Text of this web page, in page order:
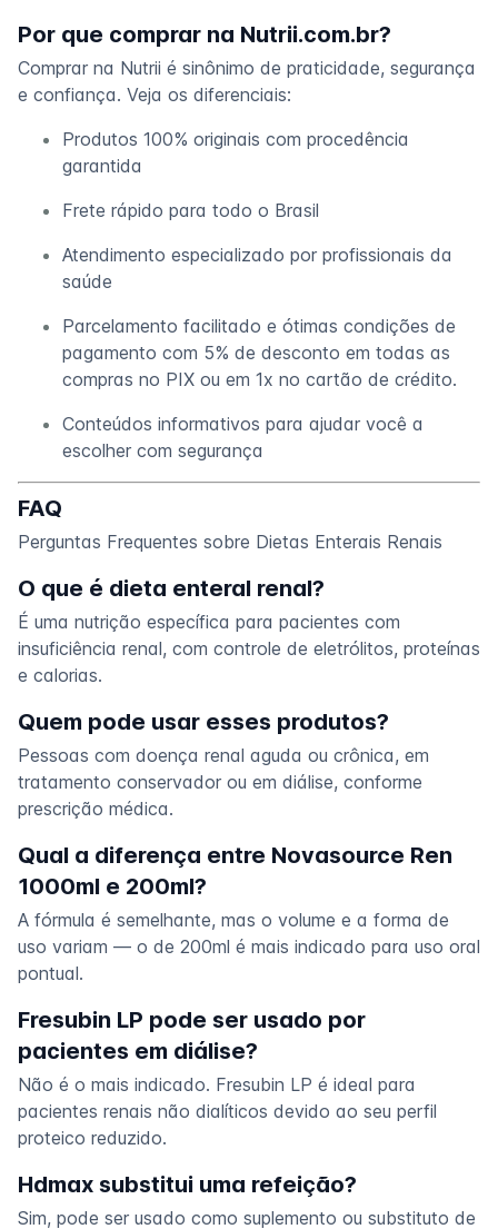
Por que comprar na Nutrii.com.br?
Comprar na Nutrii é sinônimo de praticidade, segurança
e confiança. Veja os diferenciais:
Produtos 100% originais com procedência
garantida
Frete rápido para todo o Brasil
Atendimento especializado por profissionais da
saúde
Parcelamento facilitado e ótimas condições de
pagamento com 5% de desconto em todas as
compras no PIX ou em 1x no cartão de crédito.
Conteúdos informativos para ajudar você a
escolher com segurança
FAQ
Perguntas Frequentes sobre Dietas Enterais Renais
O que é dieta enteral renal?
É uma nutrição específica para pacientes com
insuficiência renal, com controle de eletrólitos, proteínas
e calorias.
Quem pode usar esses produtos?
Pessoas com doença renal aguda ou crônica, em
tratamento conservador ou em diálise, conforme
prescrição médica.
Qual a diferença entre Novasource Ren
1000ml e 200ml?
A fórmula é semelhante, mas o volume e a forma de
uso variam — o de 200ml é mais indicado para uso oral
pontual.
Fresubin LP pode ser usado por
pacientes em diálise?
Não é o mais indicado. Fresubin LP é ideal para
pacientes renais não dialíticos devido ao seu perfil
proteico reduzido.
Hdmax substitui uma refeição?
Sim, pode ser usado como suplemento ou substituto de